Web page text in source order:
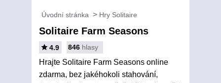
Úvodní stránka Hry Solitaire
Solitaire Farm Seasons
4.9 846 hlasy
Hrajte Solitaire Farm Seasons online
zdarma, bez jakéhokoli stahování,